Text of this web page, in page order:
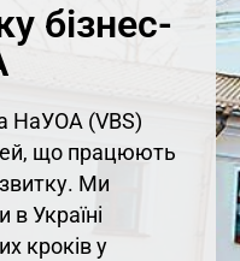
бізнес-
НаУОА (VBS)
що працюють
Ми
в Україні
кроків у